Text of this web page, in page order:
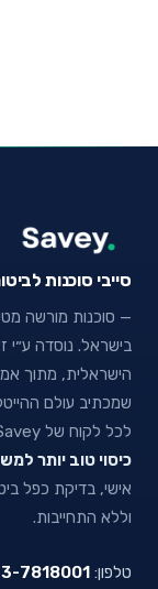
סייבי סוכנות לביטוח
— סוכנות מורשה
הישראלית, מתוך
שמכתיב עולם
לכל לקוח של Savey —
כיסוי טוב יותר
אישי, בדיקת כפל
וללא התחייבות.
טלפון: 7818001